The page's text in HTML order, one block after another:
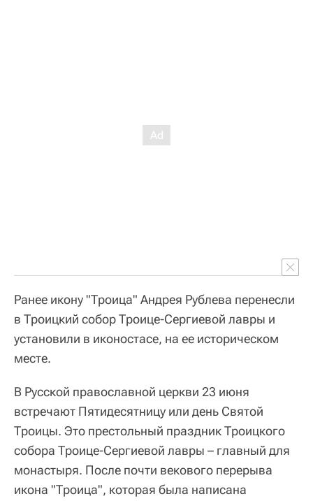
Ранее икону "Троица" Андрея Рублева перенесли
в Троицкий собор Троице-Сергиевой лавры и
установили в иконостасе, на ее историческом
месте.
В Русской православной церкви 23 июня
встречают Пятидесятницу или день Святой
Троицы. Это престольный праздник Троицкого
собора Троице-Сергиевой лавры – главный для
монастыря. После почти векового перерыва
икона "Троица", которая была написана